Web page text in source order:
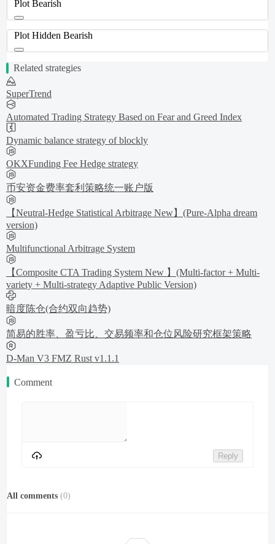
Plot Bearish
Plot Hidden Bearish
Related strategies
SuperTrend
Automated Trading Strategy Based on Fear and Greed Index
Dynamic balance strategy of blockly
OKXFunding Fee Hedge strategy
币安资金费率套利策略统一账户版
【Neutral-Hedge Statistical Arbitrage New】(Pure-Alpha dream
version)
Multifunctional Arbitrage System
【Composite CTA Trading System New 】(Multi-factor + Multi-
variety + Multi-strategy Adaptive Public Version)
暗度陈仓(合约双向趋势)
简易的胜率、盈亏比、交易频率和仓位风险研究框架策略
D-Man V3 FMZ Rust v1.1.1
Comment
Reply
All comments (0)